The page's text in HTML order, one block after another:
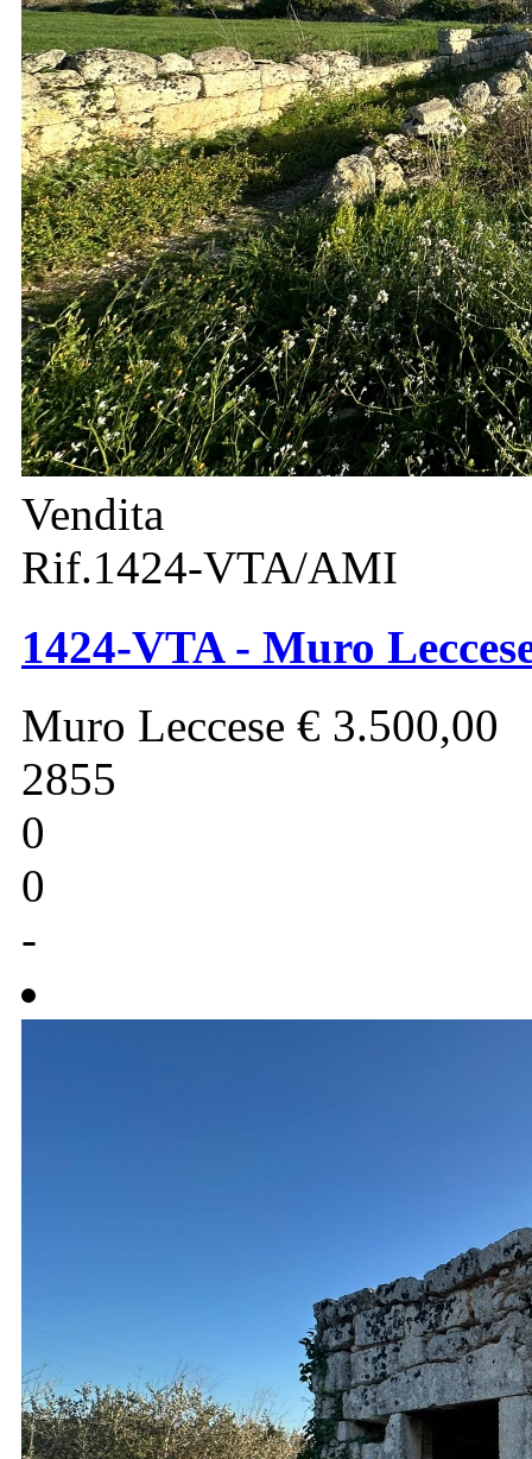
Vendita
Rif.1424-VTA/AMI
1424-VTA - Muro
Muro Leccese € 3.500,00
2855
0
0
-